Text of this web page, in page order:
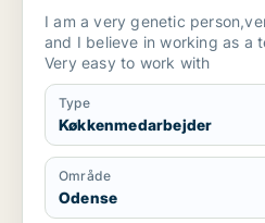
I am a very genetic
and I believe in working as a
Very easy to work with
Type
Køkkenmedarbejder
Område
Odense